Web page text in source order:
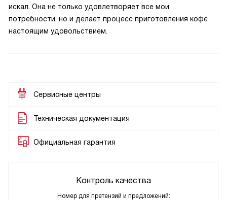
искал. Она не только удовлетворяет все мои
потребности, но и делает процесс приготовления кофе
настоящим удовольствием.
Сервисные центры
Техническая документация
Официальная гарантия
Контроль качества
Номер для претензий и предложений: